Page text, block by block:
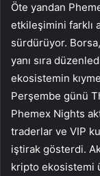
Öte yandan
etkileşimini farklı
sürdürüyor.
yanı sıra
ekosistemin
Perşembe günü
Phemex Nights
traderlar ve VIP
iştirak gösterdi.
kripto ekosistemi